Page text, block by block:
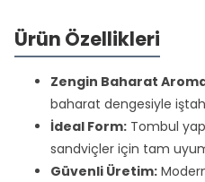
Ürün Özellikleri
Zengin Baharat
baharat dengesiyle iştah
İdeal Form: Tombul
sandviçler için tam
Güvenli Üretim: